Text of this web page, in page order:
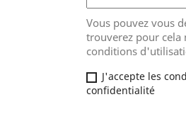
Vous pouvez vous
trouverez pour cela
conditions
J'accepte les
confidentialité